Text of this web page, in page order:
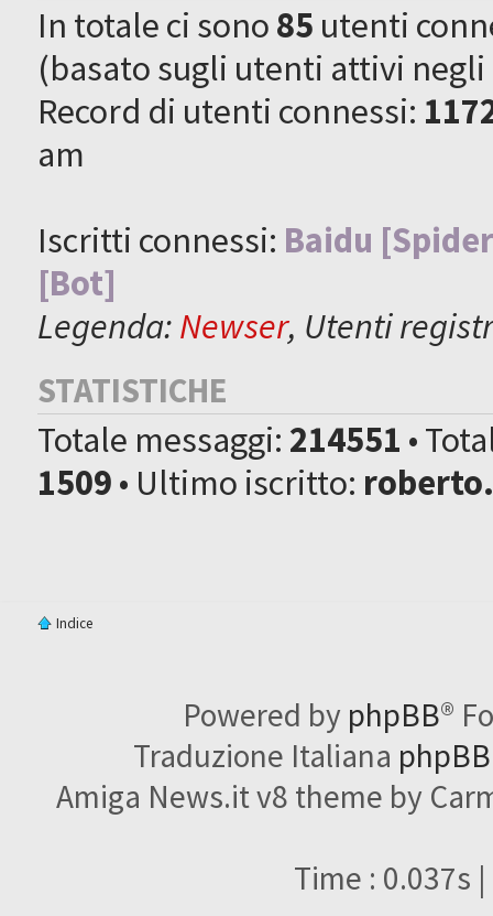
In totale ci sono85 utenti
(basato sugli utenti attivi
Record di utenti connessi:
am
Iscritti connessi: Baidu
[Bot]
Legenda:Newser, Utenti
STATISTICHE
Totale messaggi: 214551 •
1509• Ultimo iscritto:
Indice
Powered by phpBB®
Traduzione Italiana
Amiga News.it v8 theme by
Time : 0.037s